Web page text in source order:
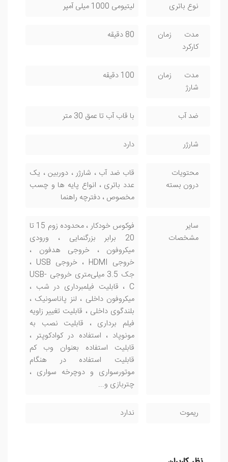
نوع باتری لیتیومی 1000 میلی آمپر
مدت زمان
کارکرد
80 دقیقه
مدت زمان
شارژ
100 دقیقه
ضد آب با قاب آب تا عمق 30 متر
شارژر دارد
محتویات
درون بسته
قاب ضد آب ، شارژر ، دوربین ، یک
عدد باتری ، انواع پایه ها و چسب
مخصوص ، دفترچه راهنما
سایر
مشخصات
فوکوس خودکار ، محدوده زوم 15 تا
20 برابر بزرگنمایی ، ورودی
میکروفون ، خروجی هدفون ،
خروجی HDMI ، خروجی USB ،
جک 3.5 میلی‌متری خروجی USB-
C ، قابلیت فیلمبرداری در شب ،
میکروفون داخلی ، لنز پاناسونیک ،
بلندگوی داخلی ، قابلیت تغییر زاویه
فیلم برداری ، قابلیت نصب به
مونوپاد ، استفاده در کوادکوپتر ،
قابلیت استفاده بعنوان وب کم
قابلیت استفاده در هنگام
موتورسواری و دوچرخه سواری ،
چتربازی و...
ریموت ندارد